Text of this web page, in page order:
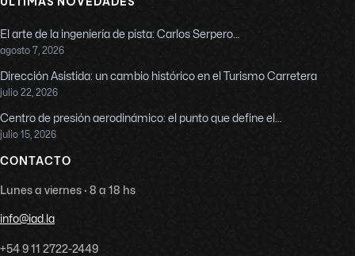
El arte de la ingeniería de pista: Carlos Serpero…
agosto 7, 2026
Dirección Asistida: un cambio histórico en el Turismo Carretera
julio 22, 2026
Centro de presión aerodinámico: el punto que define el…
julio 15, 2026
CONTACTO
Lunes a viernes · 8 a 18 hs
info@iad.la
+54 9 11 2722-2449